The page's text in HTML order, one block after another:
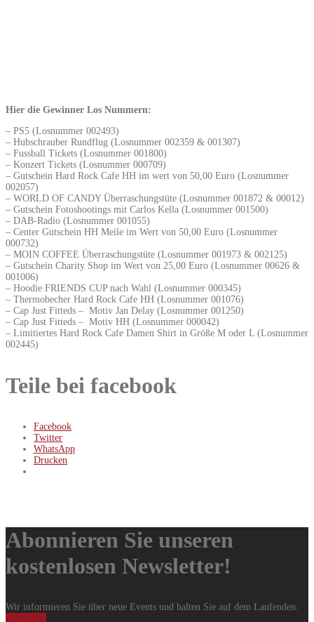
Hier die Gewinner Los Nummern:
– PS5 (Losnummer 002493)
– Hubschrauber Rundflug (Losnummer 002359 & 001307)
– Fussball Tickets (Losnummer 001800)
– Konzert Tickets (Losnummer 000709)
– Gutschein Hard Rock Cafe HH im wert von 50,00 Euro (Losnummer
002057)
– WORLD OF CANDY Überraschungstüte (Losnummer 001872 & 00012)
– Gutschein Fotoshootings mit Carlos Kella (Losnummer 001500)
– DAB-Radio (Losnummer 001055)
– Center Gutschein HH Meile im Wert von 50,00 Euro (Losnummer
000732)
– MOIN COFFEE Überraschungstüte (Losnummer 001973 & 002125)
– Gutschein Charity Shop im Wert von 25,00 Euro (Losnummer 00626 &
001006)
– Hoodie FRIENDS CUP nach Wahl (Losnummer 000345)
– Thermobecher Hard Rock Cafe HH (Losnummer 001076)
– Cap Just Fitteds – Motiv Jan Delay (Losnummer 001250)
– Cap Just Fitteds – Motiv HH (Losnummer 000042)
– Limitiertes Hard Rock Cafe Damen Shirt in Größe M oder L (Losnummer
002445)
Teile bei facebook
Facebook
Twitter
WhatsApp
Drucken
Abonnieren Sie unseren
kostenlosen Newsletter!
Wir informieren Sie über neue Events und halten Sie auf dem Laufenden.